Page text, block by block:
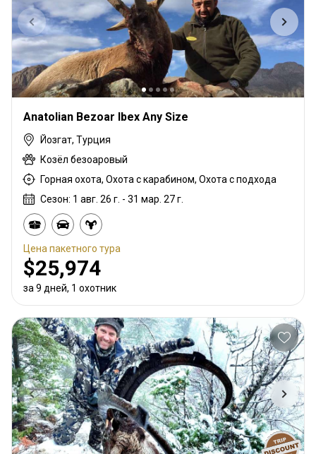
Anatolian Bezoar Ibex Any Size
Йозгат, Турция
Козёл безоаровый
Горная охота, Охота с карабином, Охота с подхода
Сезон: 1 авг. 26 г. - 31 мар. 27 г.
Цена пакетного тура
$25,974
за 9 дней, 1 охотник